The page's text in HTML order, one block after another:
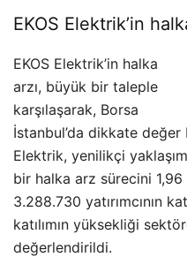
EKOS Elektrik’in
EKOS Elektrik’in halka
arzı, büyük bir taleple
karşılaşarak, Borsa
İstanbul’da dikkate değer
Elektrik, yenilikçi
bir halka arz sürecini
3.288.730 yatırımcının
katılımın yüksekliği
değerlendirildi.